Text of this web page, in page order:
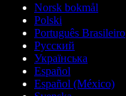
Norsk bokmål
Polski
Português Brasileiro
Русский
Українська
Español
Español (México)